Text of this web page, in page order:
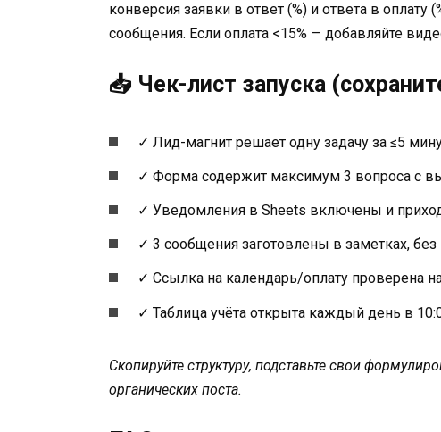
конверсия заявки в ответ (%) и ответа в оплату
сообщения. Если оплата <15% — добавляйте
📥 Чек-лист запуска
✓ Лид-магнит решает одну задачу за ≤5
✓ Форма содержит максимум 3 вопроса с
✓ Уведомления в Sheets включены и
✓ 3 сообщения заготовлены в заметках,
✓ Ссылка на календарь/оплату проверена
✓ Таблица учёта открыта каждый день в
Скопируйте структуру, подставьте свои
органических поста.